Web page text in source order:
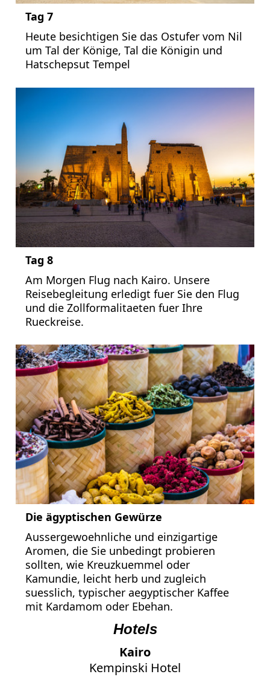
Tag 7
Heute besichtigen Sie das Ostufer vom Nil
um Tal der Könige, Tal die Königin und
Hatschepsut Tempel
Tag 8
Am Morgen Flug nach Kairo. Unsere
Reisebegleitung erledigt fuer Sie den Flug
und die Zollformalitaeten fuer Ihre
Rueckreise.
Die ägyptischen Gewürze
Aussergewoehnliche und einzigartige
Aromen, die Sie unbedingt probieren
sollten, wie Kreuzkuemmel oder
Kamundie, leicht herb und zugleich
suesslich, typischer aegyptischer Kaffee
mit Kardamom oder Ebehan.
Hotels
Kairo
Kempinski Hotel